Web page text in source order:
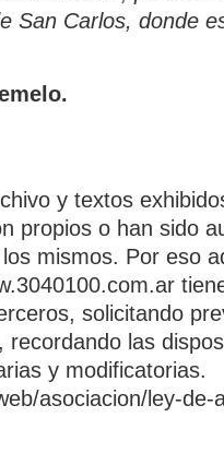
San Carlos, donde
y textos
propios o han sido
mismos. Por eso
solicitando
recordando las
y modificatorias.
asociacion/ley-de-